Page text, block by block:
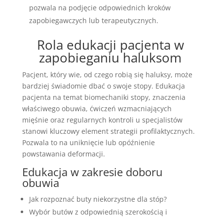
pozwala na podjęcie odpowiednich kroków
zapobiegawczych lub terapeutycznych.
Rola edukacji pacjenta w
zapobieganiu haluksom
Pacjent, który wie, od czego robią się haluksy, może
bardziej świadomie dbać o swoje stopy. Edukacja
pacjenta na temat biomechaniki stopy, znaczenia
właściwego obuwia, ćwiczeń wzmacniających
mięśnie oraz regularnych kontroli u specjalistów
stanowi kluczowy element strategii profilaktycznych.
Pozwala to na uniknięcie lub opóźnienie
powstawania deformacji.
Edukacja w zakresie doboru
obuwia
Jak rozpoznać buty niekorzystne dla stóp?
Wybór butów z odpowiednią szerokością i